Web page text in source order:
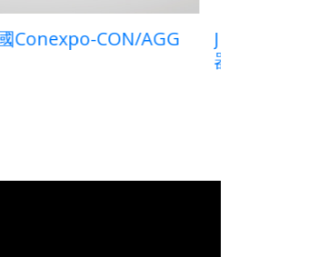
市｜AUC第二道皮帶清潔